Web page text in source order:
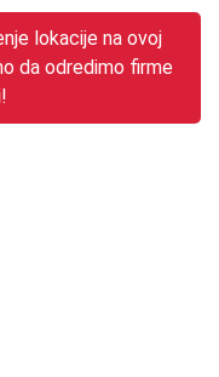
lokacije na ovoj
da odredimo firme